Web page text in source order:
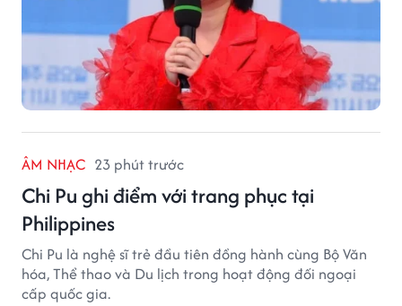
ÂM NHẠC 23 phút trước
Chi Pu ghi điểm với trang phục tại
Philippines
Chi Pu là nghệ sĩ trẻ đầu tiên đồng hành cùng Bộ Văn
hóa, Thể thao và Du lịch trong hoạt động đối ngoại
cấp quốc gia.